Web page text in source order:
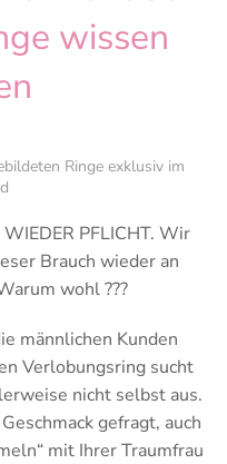
wissen
Ringe exklusiv im
PFLICHT. Wir
Brauch wieder an
wohl ???
männlichen Kunden
Verlobungsring sucht
nicht selbst aus.
gefragt, auch
mit Ihrer Traumfrau